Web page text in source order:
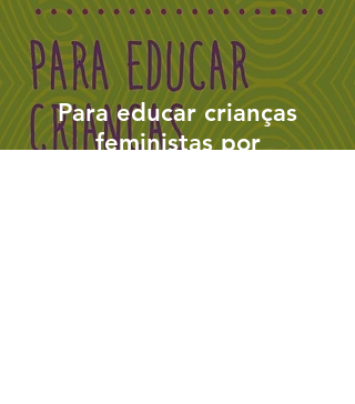
Para educar crianças
feministas por